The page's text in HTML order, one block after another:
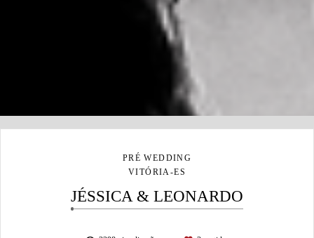
PRÉ WEDDING
VITÓRIA-ES
JÉSSICA & LEONARDO